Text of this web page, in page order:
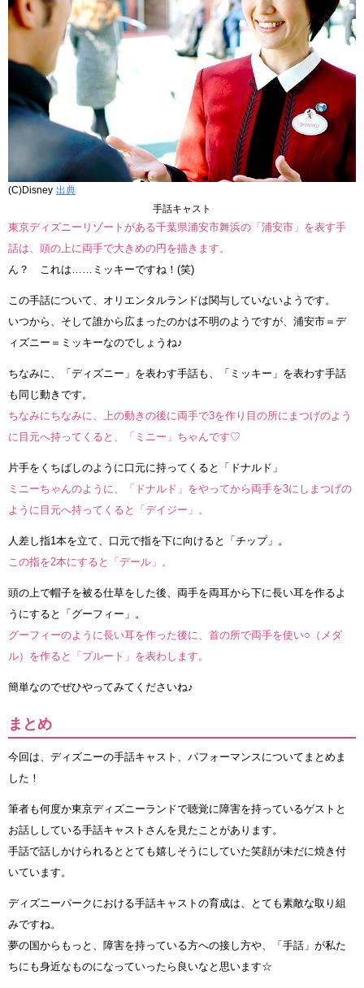
(C)Disney 出典
手話キャスト
東京ディズニーリゾートがある千葉県浦安市舞浜の「浦安市」を表す手
話は、頭の上に両手で大きめの円を描きます。
ん？ これは……ミッキーですね！(笑)
この手話について、オリエンタルランドは関与していないようです。
いつから、そして誰から広まったのかは不明のようですが、浦安市＝デ
ィズニー＝ミッキーなのでしょうね♪
ちなみに、「ディズニー」を表わす手話も、「ミッキー」を表わす手話
も同じ動きです。
ちなみにちなみに、上の動きの後に両手で3を作り目の所にまつげのよう
に目元へ持ってくると、「ミニー」ちゃんです♡
片手をくちばしのように口元に持ってくると「ドナルド」
ミニーちゃんのように、「ドナルド」をやってから両手を3にしまつげの
ように目元へ持ってくると「デイジー」。
人差し指1本を立て、口元で指を下に向けると「チップ」。
この指を2本にすると「デール」。
頭の上で帽子を被る仕草をした後、両手を両耳から下に長い耳を作るよ
うにすると「グーフィー」。
グーフィーのように長い耳を作った後に、首の所で両手を使い○（メダ
ル）を作ると「プルート」を表わします。
簡単なのでぜひやってみてくださいね♪
まとめ
今回は、ディズニーの手話キャスト、パフォーマンスについてまとめま
した！
筆者も何度か東京ディズニーランドで聴覚に障害を持っているゲストと
お話ししている手話キャストさんを見たことがあります。
手話で話しかけられるととても嬉しそうにしていた笑顔が未だに焼き付
いています。
ディズニーパークにおける手話キャストの育成は、とても素敵な取り組
みですね。
夢の国からもっと、障害を持っている方への接し方や、「手話」が私た
ちにも身近なものになっていったら良いなと思います☆